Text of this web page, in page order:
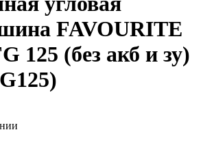
FAVOURITE
125 (без акб и зу)